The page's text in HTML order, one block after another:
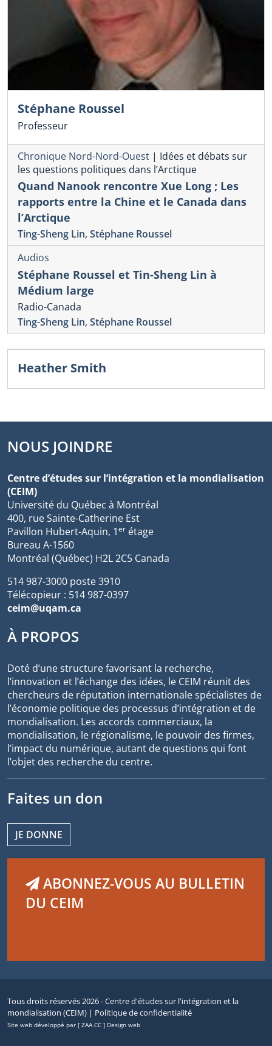
Stéphane Roussel
Professeur
Chronique Nord-Nord-Ouest | Idées et débats sur
les questions politiques dans l’Arctique
Quand Nanook rencontre Xue Long ; Les
rapports entre la Chine et le Canada dans
l’Arctique
Ting-Sheng Lin, Stéphane Roussel
Audios
Stéphane Roussel et Tin-Sheng Lin à
Médium large
Radio-Canada
Ting-Sheng Lin, Stéphane Roussel
Heather Smith
NOUS JOINDRE
Centre d’études sur l’intégration et la mondialisation
(CEIM)
Université du Québec à Montréal
400, rue Sainte-Catherine Est
Pavillon Hubert-Aquin, 1er étage
Bureau A-1560
Montréal (Québec) H2L 2C5 Canada
514 987-3000 poste 3910
Télécopieur : 514 987-0397
ceim@uqam.ca
À PROPOS
Doté d’une structure favorisant la recherche,
l’innovation et l’échange des idées, le CEIM réunit des
chercheurs de réputation internationale spécialistes de
l’économie politique des processus d’intégration et de
mondialisation. Les accords commerciaux, la
mondialisation, le régionalisme, le pouvoir des firmes,
l’impact du numérique, autant de questions qui font
l’objet des recherche du centre.
Faites un don
JE DONNE
ABONNEZ-VOUS AU BULLETIN
DU CEIM
Tous droits réservés 2026 - Centre d'études sur l'intégration et la
mondialisation (CEIM) | Politique de confidentialité
Site web développé par [ ZAA.CC ] Design web